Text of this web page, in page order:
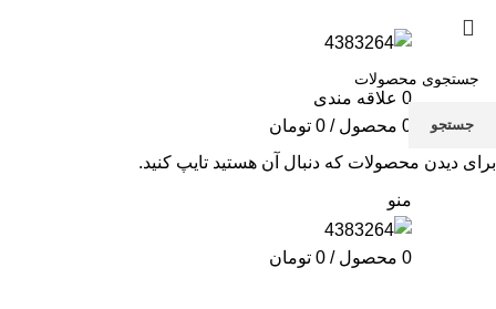
فروشگاه
0 علاقه مندی
0 محصول /
0 تومان
منو
0 محصول /
0 تومان
جستجو
برای دیدن محصولات که دنبال آن هستید تایپ کنید.